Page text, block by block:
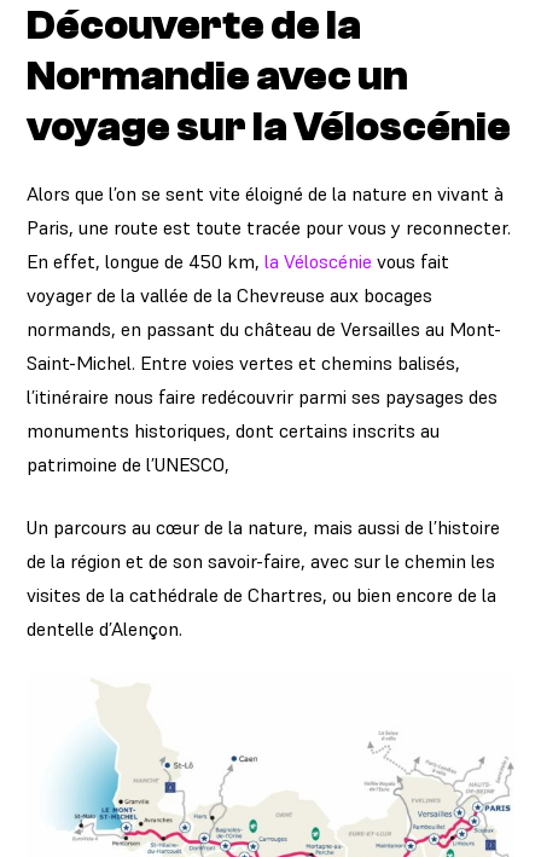
Découverte de la
Normandie avec un
voyage sur la Véloscénie
Alors que l’on se sent vite éloigné de la nature en vivant à
Paris, une route est toute tracée pour vous y reconnecter.
En effet, longue de 450 km,la Véloscénie vous fait
voyager de la vallée de la Chevreuse aux bocages
normands, en passant du château de Versailles au Mont-
Saint-Michel. Entre voies vertes et chemins balisés,
l’itinéraire nous faire redécouvrir parmi ses paysages des
monuments historiques, dont certains inscrits au
patrimoine de l’UNESCO,
Un parcours au cœur de la nature, mais aussi de l’histoire
de la région et de son savoir-faire, avec sur le chemin les
visites de la cathédrale de Chartres, ou bien encore de la
dentelle d’Alençon.